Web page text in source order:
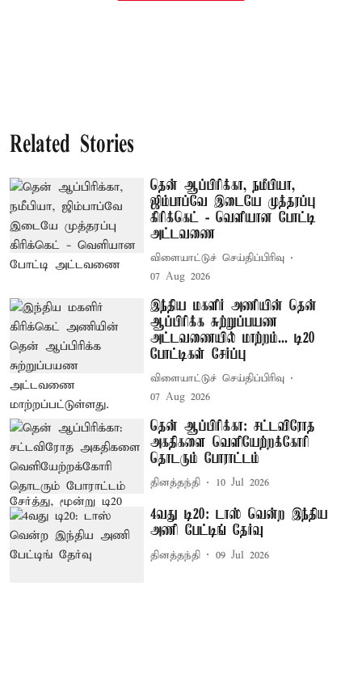
Related Stories
தென் ஆப்பிரிக்கா, நமீபியா,
ஜிம்பாப்வே இடையே முத்தரப்பு
கிரிக்கெட் - வெளியான போட்டி
அட்டவணை
விளையாட்டுச் செய்திப்பிரிவு
07 Aug 2026
இந்திய மகளிர் அணியின் தென்
ஆப்பிரிக்க சுற்றுப்பயண
அட்டவணையில் மாற்றம்... டி20
போட்டிகள் சேர்ப்பு
விளையாட்டுச் செய்திப்பிரிவு
07 Aug 2026
தென் ஆப்பிரிக்கா: சட்டவிரோத
அகதிகளை வெளியேற்றக்கோரி
தொடரும் போராட்டம்
தினத்தந்தி 10 Jul 2026
4வது டி20: டாஸ் வென்ற இந்திய
அணி பேட்டிங் தேர்வு
தினத்தந்தி 09 Jul 2026